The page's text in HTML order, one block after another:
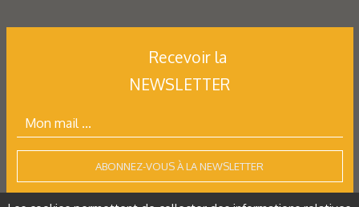
Recevoir la
NEWSLETTER
ABONNEZ-VOUS À LA NEWSLETTER